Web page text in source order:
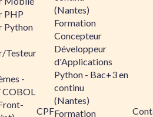
PHP
Python
Testeur
-
COBOL
CPF
(Nantes)
Formation
Concepteur
Développeur
d'Applications
Python - Bac+3 en
continu
(Nantes)
Formation